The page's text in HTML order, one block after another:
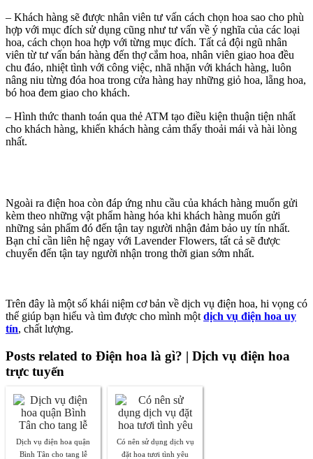
– Khách hàng sẽ được nhân viên tư vấn cách chọn hoa sao cho phù
hợp với mục đích sử dụng cũng như tư vấn về ý nghĩa của các loại
hoa, cách chọn hoa hợp với từng mục đích. Tất cả đội ngũ nhân
viên từ tư vấn bán hàng đến thợ cắm hoa, nhân viên giao hoa đều
chu đáo, nhiệt tình với công việc, nhã nhặn với khách hàng, luôn
nâng niu từng đóa hoa trong cửa hàng hay những giỏ hoa, lẵng hoa,
bó hoa đem giao cho khách.
– Hình thức thanh toán qua thẻ ATM tạo điều kiện thuận tiện nhất
cho khách hàng, khiến khách hàng cảm thấy thoải mái và hài lòng
nhất.
Ngoài ra điện hoa còn đáp ứng nhu cầu của khách hàng muốn gửi
kèm theo những vật phẩm hàng hóa khi khách hàng muốn gửi
những sản phẩm đó đến tận tay người nhận đảm bảo uy tín nhất.
Bạn chỉ cần liên hệ ngay với Lavender Flowers, tất cả sẽ được
chuyển đến tận tay người nhận trong thời gian sớm nhất.
Trên đây là một số khái niệm cơ bản về dịch vụ điện hoa, hi vọng có
thể giúp bạn hiểu và tìm được cho mình một dịch vụ điện hoa uy
tín, chất lượng.
Posts related to Điện hoa là gì? | Dịch vụ điện hoa
trực tuyến
Dịch vụ điện hoa quận
Bình Tân cho tang lễ
Có nên sử dụng dịch vụ
đặt hoa tươi tình yêu